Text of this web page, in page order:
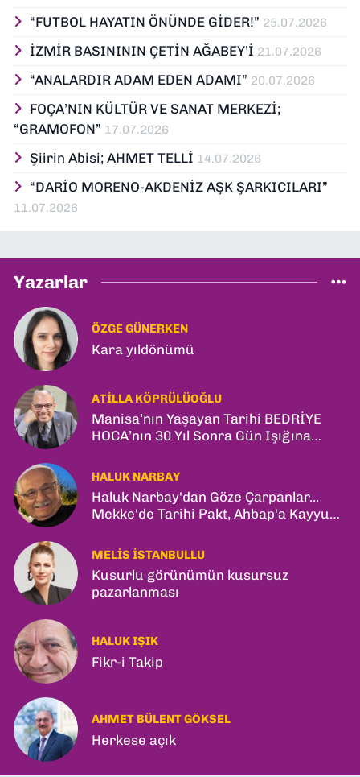
“FUTBOL HAYATIN ÖNÜNDE GİDER!” 25.07.2026
İZMİR BASINININ ÇETİN AĞABEY’İ 21.07.2026
“ANALARDIR ADAM EDEN ADAMI” 20.07.2026
FOÇA’NIN KÜLTÜR VE SANAT MERKEZİ;
“GRAMOFON” 17.07.2026
Şiirin Abisi; AHMET TELLİ 14.07.2026
“DARİO MORENO-AKDENİZ AŞK ŞARKICILARI”
11.07.2026
Yazarlar
ÖZGE GÜNERKEN
Kara yıldönümü
ATILLA KÖPRÜLÜOĞLU
Manisa’nın Yaşayan Tarihi BEDRİYE
HOCA’nın 30 Yıl Sonra Gün Işığına
HALUK NARBAY
Haluk Narbay'dan Göze Çarpanlar...
Mekke'de Tarihi Pakt, Ahbap'a Kayyum
MELIS İSTANBULLU
Kusurlu görünümün kusursuz
pazarlanması
HALUK IŞIK
Fikr-i Takip
AHMET BÜLENT GÖKSEL
Herkese açık